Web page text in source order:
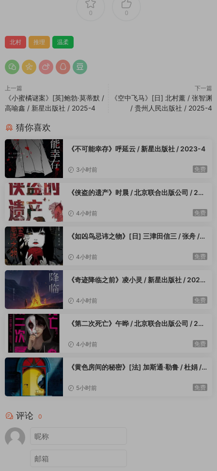
独家视角：写给成年人的青春遗憾物语
区别市面暗黑悬疑与快餐推理，本书风格独树一帜。
最伤人的谜题，从来不是精心策划的罪恶，而是青春里未说出口
的别离，往往藏着最纯粹的温柔与最深的遗憾
核。没有凌厉的诡计、没有惊悚的氛围、没有人性的幽暗恶念，
只用秋日的晚风、校园的烟火、少女的心事、细碎的日常，铺展
一场温柔又残忍的解谜。推理严谨细腻、层层递进，情感真挚克
制、余味绵长。它不止是一本推理小说，更是一场关于青春、羁
绊、失去与救赎的温柔回望。
读懂《秋花》，才算读懂日常推理最温柔、最治愈也最催泪的顶
级形态。
——————————
灰度辩证：不神化温柔，不弱化深度
全书叙事平衡克制，精准拿捏治愈、解谜与悲情的尺度。
不刻意贩卖虐心：全程无狗血悲剧、无刻意致郁，悲情藏于温柔
叙事之下，克制留白，余味悠长不压抑；
不弱化推理内核：虽文风轻柔，但线索完整、逻辑闭环、推演严
谨，所有真相皆有迹可循，绝非抒情大于推理的散文读物；
客观定论：它是北村薰系列的巅峰长篇，是日常推理、青春文
学、情感思辨的完美融合，温柔有力量，平淡有深度。
——————————
读本差异化：无凶案推理+青春羁绊+秋日悲情治愈
市面稀缺的零罪恶温柔解谜+校园青春叙事+细节向推理+遗憾美
学 推理佳作。
打破推理必须暗黑惊悚的固有模板，以秋日校园为舞台，以少女
心事为谜题，以温柔笔触解悲情真相。剧情舒缓治愈、推理细腻
高级、情感真挚动人，既能沉浸式体验日常解谜的细腻巧思，又
能读懂青春别离的无奈与温柔，是小众高级、后劲绵长的宝藏长
篇。
秋花簌簌落，心事悄悄藏，温柔的真相，最是治愈也最怅然。
经典推理新作｜北村薰系列口碑长篇
北村薰「春樱亭圆紫与我」系列核心力作，日常推理标杆长篇。
打通秋日美学、校园叙事、细腻解谜、青春思辨四维视角，解锁
日系温柔推理的顶级质感。于平淡日常中拆解隐秘谜题，在温柔
0 0
北村 推理 温柔
上一篇
《小蜜橘谜案》[英]鲍勃·莫蒂默 /
高喻鑫 / 新星出版社 / 2025-4
下一篇
《空中飞马》[日] 北村薰 / 张智渊
/ 贵州人民出版社 / 2025-4
猜你喜欢
《不可能幸存》呼延云 / 新星出版社 / 2023-4
3小时前 免费
《侠盗的遗产》时晨 / 北京联合出版公司 / 202
4小时前 免费
《如凶鸟忌讳之物》[日] 三津田信三 / 张舟 /
4小时前 免费
《奇迹降临之前》凌小灵 / 新星出版社 / 2023
4小时前 免费
《第二次死亡》午晔 / 北京联合出版公司 / 202
4小时前 免费
《黄色房间的秘密》[法] 加斯通·勒鲁 / 杜娟 /
5小时前 免费
评论 0